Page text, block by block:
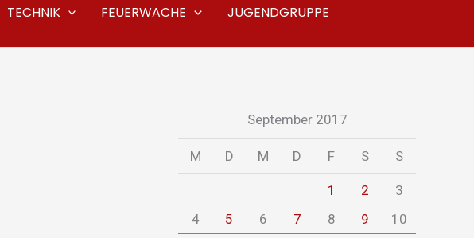
TECHNIK FEUERWACHE
JUGENDGRUPPE
September 2017
M D M D F S S
1 2
3
4
5 6 7 8 9
10